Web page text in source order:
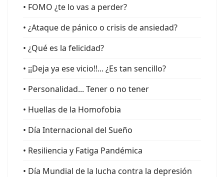
• FOMO ¿te lo vas a perder?
• ¿Ataque de pánico o crisis de ansiedad?
• ¿Qué es la felicidad?
• ¡¡Deja ya ese vicio!!... ¿Es tan sencillo?
• Personalidad... Tener o no tener
• Huellas de la Homofobia
• Día Internacional del Sueño
• Resiliencia y Fatiga Pandémica
• Día Mundial de la lucha contra la depresión